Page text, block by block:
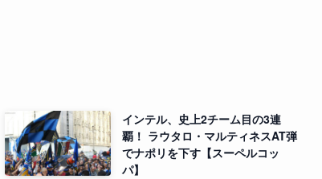
インテル、史上2チーム目の3連
覇！ ラウタロ・マルティネスAT弾
でナポリを下す【スーペルコッ
パ】